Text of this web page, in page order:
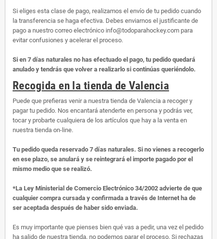
Si eliges esta clase de pago, realizamos el envío de tu pedido cuando
la transferencia se haga efectiva. Debes enviarnos el justificante de
pago a nuestro correo electrónico info@todoparahockey.com para
evitar confusiones y acelerar el proceso.
Si en 7 días naturales no has efectuado el pago, tu pedido quedará
anulado y tendrás que volver a realizarlo si continúas queriéndolo.
Recogida en la tienda de Valencia
Puede que prefieras venir a nuestra tienda de Valencia a recoger y
pagar tu pedido. Nos encantará atenderte en persona y podrás ver,
tocar y probarte cualquiera de los artículos que hay a la venta en
nuestra tienda on-line.
Tu pedido queda reservado 7 días naturales. Si no vienes a recogerlo
en ese plazo, se anulará y se reintegrará el importe pagado por el
mismo medio que se realizó.
*La Ley Ministerial de Comercio Electrónico 34/2002 advierte de que
cualquier compra cursada y confirmada a través de Internet ha de
ser aceptada después de haber sido enviada.
Es muy importante que pienses bien qué vas a pedir, una vez el pedido
ha salido de nuestra tienda, no podemos parar el proceso. Si rechazas